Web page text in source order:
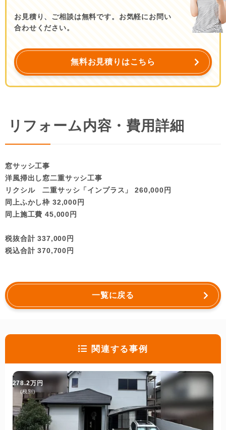
お見積り、ご相談は無料です。お気軽にお問い
合わせください。
無料お見積りはこちら
リフォーム内容・費用詳細
窓サッシ工事
洋風掃出し窓二重サッシ工事
リクシル 二重サッシ「インプラス」 260,000円
同上ふかし枠 32,000円
同上施工費 45,000円
税抜合計 337,000円
税込合計 370,700円
一覧に戻る
関連する事例
278.2万円
(税別)